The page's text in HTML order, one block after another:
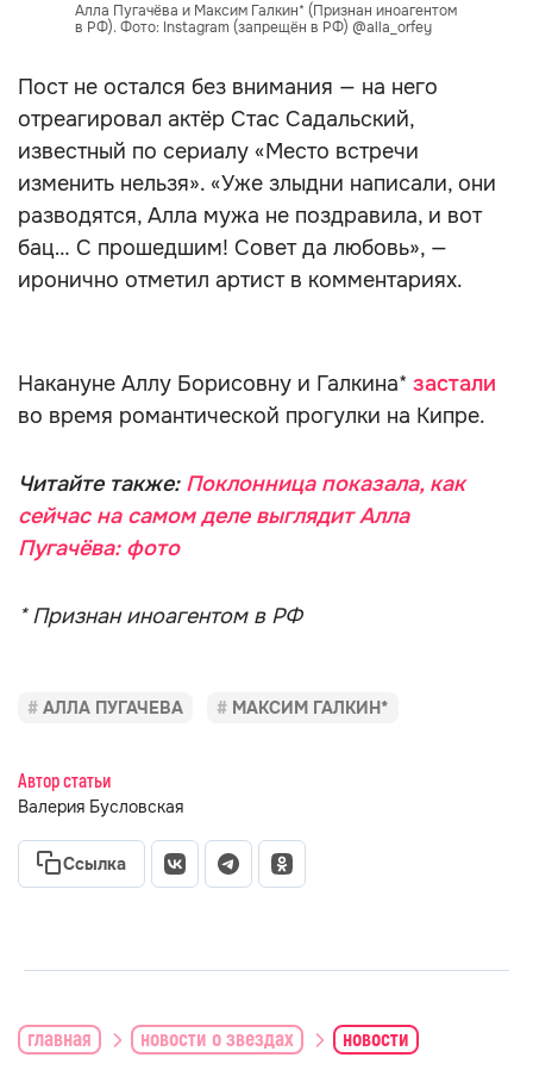
Алла Пугачёва и Максим Галкин* (Признан иноагентом
в РФ). Фото: Instagram (запрещён в РФ) @alla_orfey
Пост не остался без внимания — на него
отреагировал актёр Стас Садальский,
известный по сериалу «Место встречи
изменить нельзя». «Уже злыдни написали, они
разводятся, Алла мужа не поздравила, и вот
бац… С прошедшим! Совет да любовь», —
иронично отметил артист в комментариях.
Накануне Аллу Борисовну и Галкина* застали
во время романтической прогулки на Кипре.
Читайте также: Поклонница показала, как
сейчас на самом деле выглядит Алла
Пугачёва: фото
* Признан иноагентом в РФ
АЛЛА ПУГАЧЕВА МАКСИМ ГАЛКИН*
Автор статьи
Валерия Бусловская
Ссылка
главная новости о звездах новости